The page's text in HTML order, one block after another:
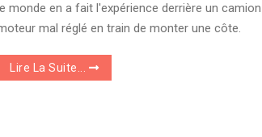
monde en a fait l'expérience derrière un
mal réglé en train de monter une côte.
Lire La Suite...